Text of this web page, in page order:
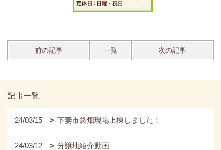
前の記事 一覧 次の記事
記事一覧
24/03/15 下妻市袋畑現場上棟しました！
24/03/12 分譲地紹介動画